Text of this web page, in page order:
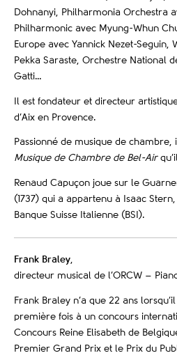
Dohnanyi, Philharmonia Orchestra
Philharmonic avec Myung-Whun
Europe avec Yannick Nezet-Seguin,
Pekka Saraste, Orchestre National
Gatti…
Il est fondateur et directeur
d’Aix en Provence.
Passionné de musique de chambre,
Musique de Chambre de Bel-Air
Renaud Capuçon joue sur le
(1737) qui a appartenu à Isaac
Banque Suisse Italienne (BSI).
Frank Braley,
directeur musical de l’ORCW –
Frank Braley n’a que 22 ans
première fois à un concours
Concours Reine Elisabeth de
Premier Grand Prix et le Prix du